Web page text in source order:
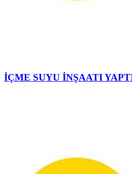
İÇME SUYU İNŞAATI